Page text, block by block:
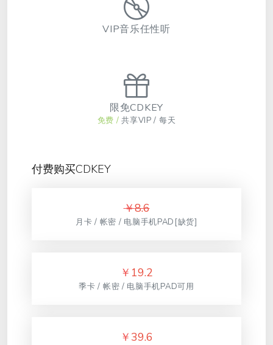
VIP音乐任性听
限免CDKEY
免费 /共享VIP / 每天
付费购买CDKEY
￥8.6
月卡 / 帐密 / 电脑手机PAD[缺货]
￥ 19.2
季卡 / 帐密 / 电脑手机PAD可用
￥ 39.6